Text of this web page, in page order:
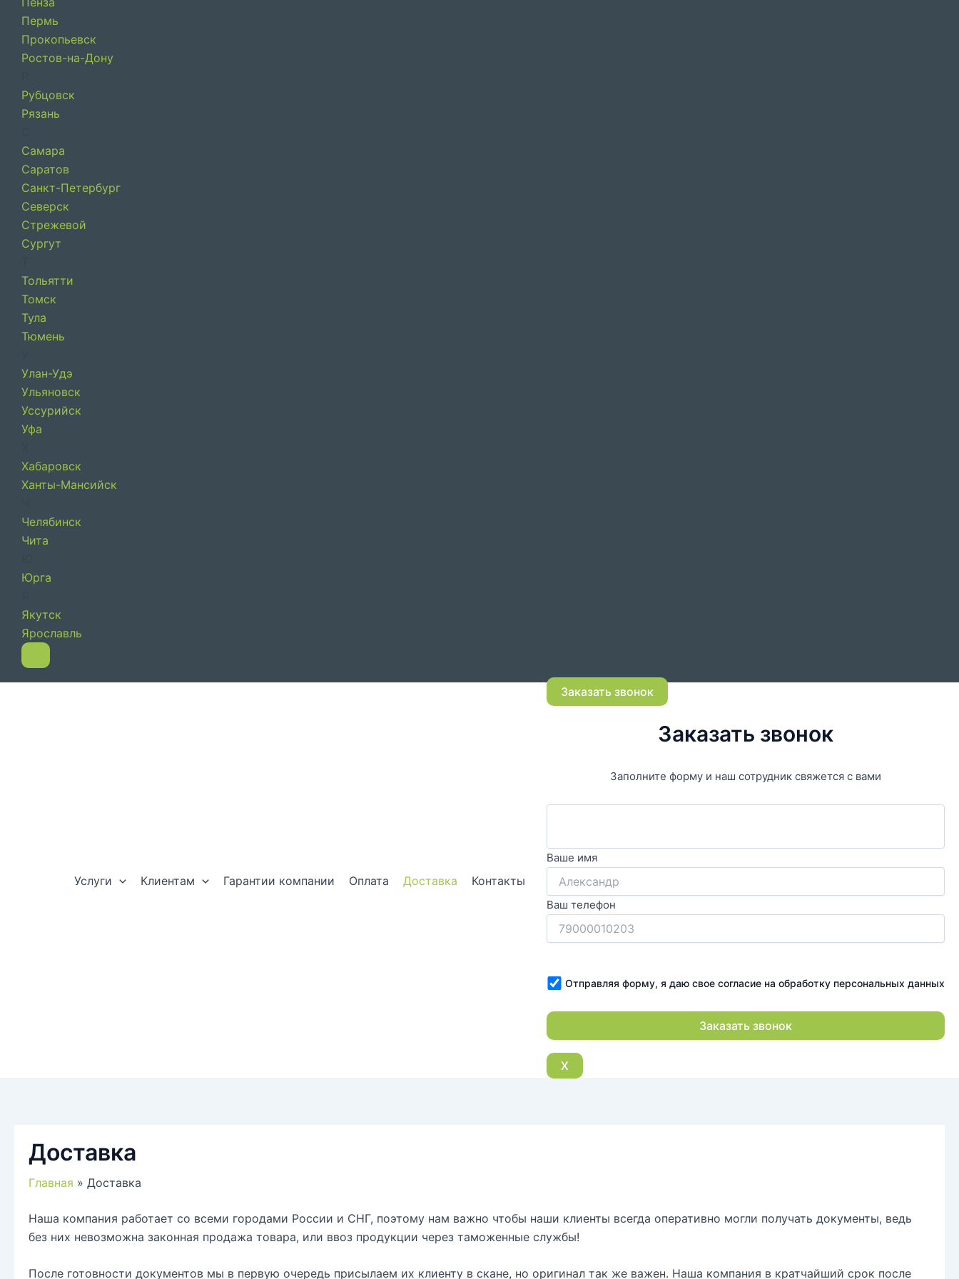
Пермь
Прокопьевск
Ростов-на-Дону
Рубцовск
Рязань
Самара
Саратов
Санкт-Петербург
Северск
Стрежевой
Сургут
Тольятти
Томск
Тула
Тюмень
Улан-Удэ
Ульяновск
Уссурийск
Уфа
Хабаровск
Ханты-Мансийск
Челябинск
Чита
Юрга
Якутск
Ярославль
Услуги Клиентам Гарантии компании Оплата Доставка Контакты
Заказать звонок
Заказать звонок
Заполните форму и наш сотрудник свяжется с вами
Ваше имя
Ваш телефон
Отправляя форму, я даю свое согласие на обработку персональных данных
X
Доставка
Главная Доставка
Наша компания работает со всеми городами России и СНГ, поэтому нам важно чтобы наши клиенты всегда оперативно могли получать документы, ведь
без них невозможна законная продажа товара, или ввоз продукции через таможенные службы!
После готовности документов мы в первую очередь присылаем их клиенту в скане, но оригинал так же важен. Наша компания в кратчайший срок после